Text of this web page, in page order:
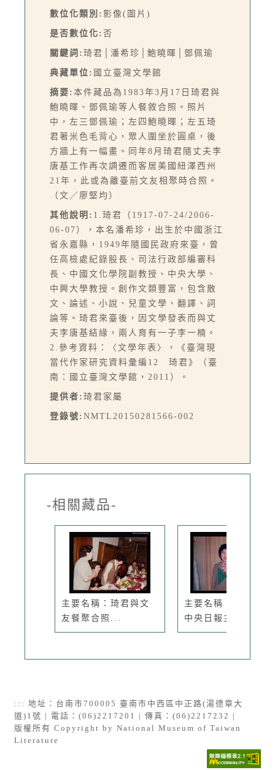
數位化類別: 影像(圖片)
是否數位化: 否
關鍵詞: 琦君│潘希珍│鮑曉暉│鄧佩瑜
典藏單位: 國立臺灣文學館
摘要: 本件藏品為1983年3月17日琦君與
鮑曉暉、鄧佩瑜等人餐敘合照。照片
中，左三鄧佩瑜；左四鮑曉暉；左五琦
君著米色毛背心，眾人圍坐於圓桌，後
方牆上有一幅畫。同年8月琦君隨丈夫李
唐基工作再次調遷而客居美國紐澤西州
21年，此或為離臺前文友相聚時合照。
（文／廖堅均）
其他說明: 1.琦君（1917-07-24/2006-
06-07），本名潘希珍，出生於中國浙江
省永嘉縣，1949年隨國民政府來臺，曾
任高檢處紀錄股長、司法行政部編審科
長、中國文化學院副教授、中央大學、
中興大學教授。創作文類豐富，包含散
文、論述、小說、兒童文學、翻譯、詞
論等。琦君來臺後，因文學發表而與丈
夫李唐基結緣，兩人育有一子李一楠。
2.參考資料：〈文學年表〉，《臺灣現
當代作家研究資料彙編12 琦君》（臺
南：國立臺灣文學館，2011）。
提供者: 琦君家屬
登錄號: NMTL20150281566-002
-相關藏品-
主要名稱：琦君與文
友餐聚合照...
主要名稱：琦君出席
中央日報主...
::: 地址：台南市700005 臺南市中西區中正路(湯德章大
道)1號 | 電話：(06)2217201 | 傳真：(06)2217232 |
版權所有 Copyright by National Museum of Taiwan
Literature